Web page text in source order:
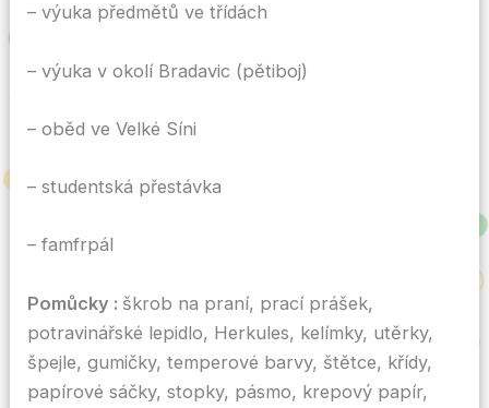
– výuka předmětů ve třídách
– výuka v okolí Bradavic (pětiboj)
– oběd ve Velké Síni
– studentská přestávka
– famfrpál
Pomůcky : škrob na praní, prací prášek,
potravinářské lepidlo, Herkules, kelímky, utěrky,
špejle, gumičky, temperové barvy, štětce, křídy,
papírové sáčky, stopky, pásmo, krepový papír,